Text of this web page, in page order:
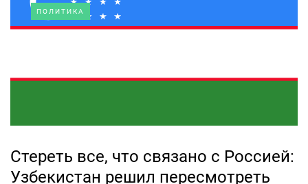
ПОЛИТИКА
Стереть все, что связано с Россией:
Узбекистан решил пересмотреть